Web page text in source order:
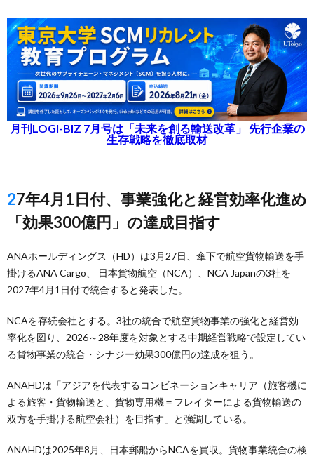
月刊LOGI-BIZ 7月号は「未来を創る輸送改革」 先行企業の
生存戦略を徹底取材
27年4月1日付、事業強化と経営効率化進め
「効果300億円」の達成目指す
ANAホールディングス（HD）は3月27日、傘下で航空貨物輸送を手
掛けるANA Cargo、 日本貨物航空（NCA）、NCA Japanの3社を
2027年4月1日付で統合すると発表した。
NCAを存続会社とする。3社の統合で航空貨物事業の強化と経営効
率化を図り、2026～28年度を対象とする中期経営戦略で設定してい
る貨物事業の統合・シナジー効果300億円の達成を狙う。
ANAHDは「アジアを代表するコンビネーションキャリア（旅客機に
よる旅客・貨物輸送と、貨物専用機＝フレイターによる貨物輸送の
双方を手掛ける航空会社）を目指す」と強調している。
ANAHDは2025年8月、日本郵船からNCAを買収。貨物事業統合の検